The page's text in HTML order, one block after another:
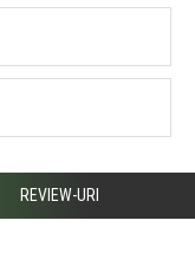
REVIEW-URI